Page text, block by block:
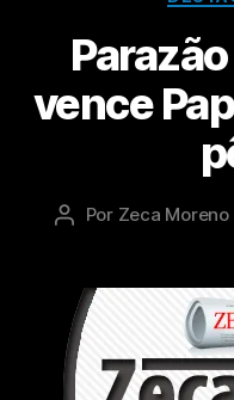
vence
Por Zeca Moreno